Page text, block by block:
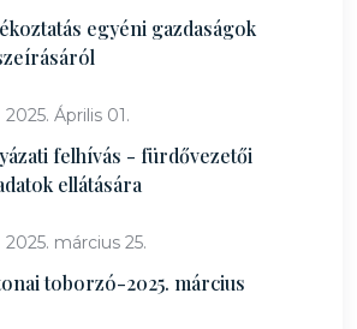
egyéni gazdaságok
2025. Április 01.
felhívás - fürdővezetői
ellátására
2025. március 25.
toborzó-2025. március